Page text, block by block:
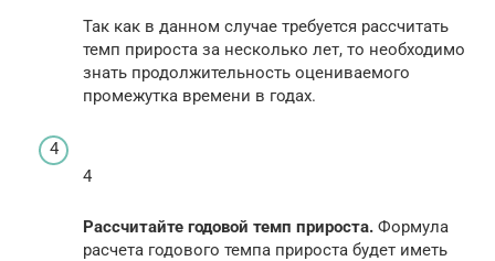
Так как в данном случае требуется рассчитать
темп прироста за несколько лет, то необходимо
знать продолжительность оцениваемого
промежутка времени в годах.
4
Рассчитайте годовой темп прироста. Формула
расчета годового темпа прироста будет иметь